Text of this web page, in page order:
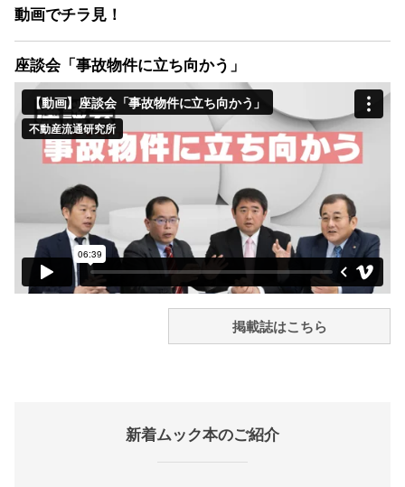
動画でチラ見！
座談会「事故物件に立ち向かう」
掲載誌はこちら
新着ムック本のご紹介